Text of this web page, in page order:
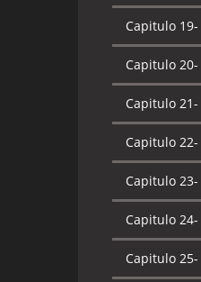
Capitulo 19-
Capitulo 20-
Capitulo 21-
Capitulo 22-
Capitulo 23-
Capitulo 24-
Capitulo 25-